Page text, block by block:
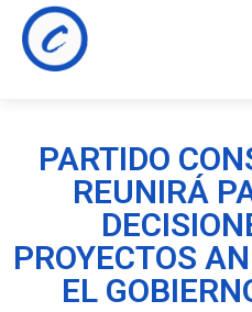
PARTIDO
REUNIRÁ
PROYECTOS
EL